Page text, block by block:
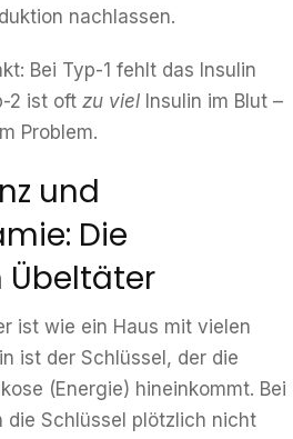
nachlassen.
Bei Typ-1 fehlt das Insulin
2 ist oft zu viel Insulin im Blut –
Problem.
und
Die
Übeltäter
ist wie ein Haus mit vielen
ist der Schlüssel, der die
(Energie) hineinkommt. Bei
die Schlüssel plötzlich nicht